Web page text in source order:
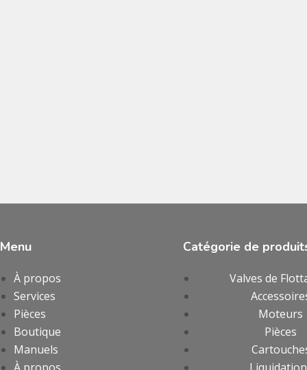
Menu
À propos
Services
Pièces
Boutique
Manuels
Catégorie de
Valves de
Moteurs
Pièces